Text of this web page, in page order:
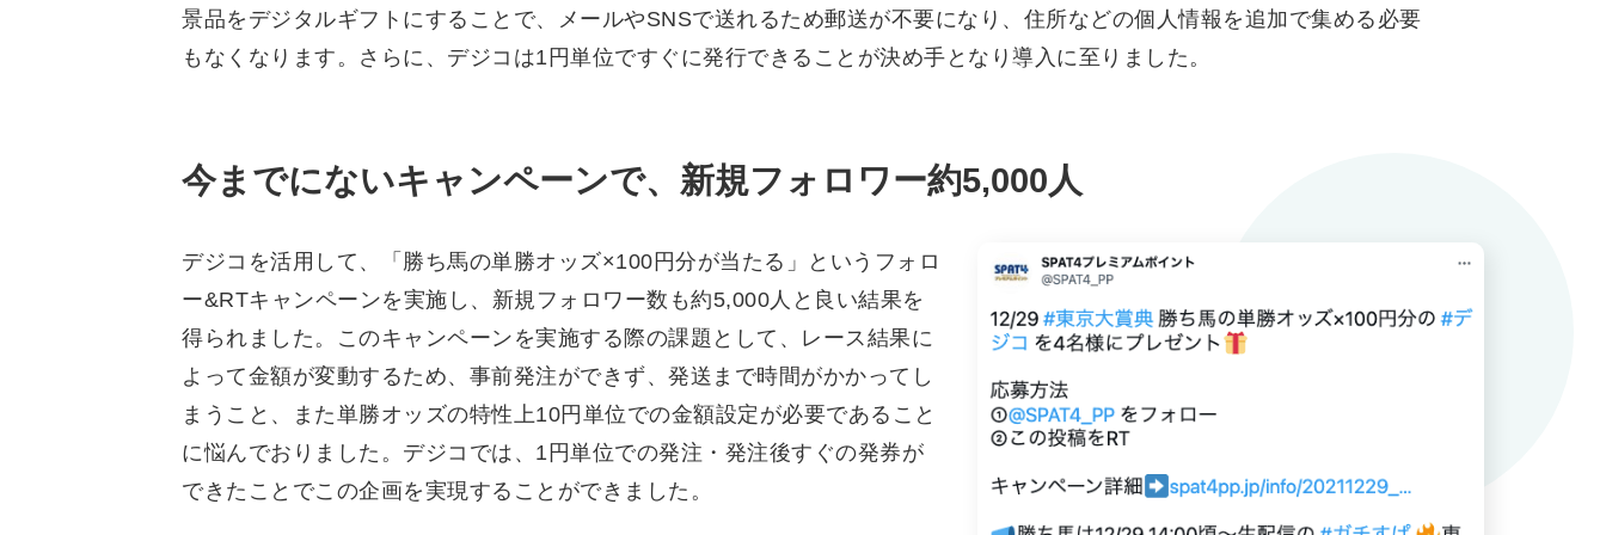
景品をデジタルギフトにすることで、メールやSNSで送れるため郵送が不要になり、住所などの個人情報を追加で集める必要
もなくなります。さらに、デジコは1円単位ですぐに発行できることが決め手となり導入に至りました。
今までにないキャンペーンで、新規フォロワー約5,000人
デジコを活用して、「勝ち馬の単勝オッズ×100円分が当たる」というフォロ
ー&RTキャンペーンを実施し、新規フォロワー数も約5,000人と良い結果を
得られました。このキャンペーンを実施する際の課題として、レース結果に
よって金額が変動するため、事前発注ができず、発送まで時間がかかってし
まうこと、また単勝オッズの特性上10円単位での金額設定が必要であること
に悩んでおりました。デジコでは、1円単位での発注・発注後すぐの発券が
できたことでこの企画を実現することができました。